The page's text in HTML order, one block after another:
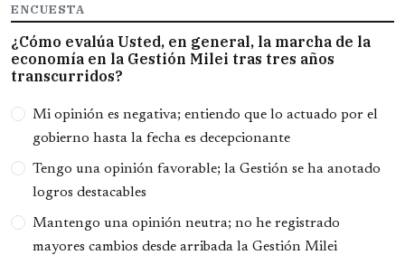
ENCUESTA
¿Cómo evalúa Usted, en general, la marcha de la
economía en la Gestión Milei tras tres años
transcurridos?
Opciones
Mi opinión es negativa; entiendo que lo actuado por el
gobierno hasta la fecha es decepcionante
Tengo una opinión favorable; la Gestión se ha anotado
logros destacables
Mantengo una opinión neutra; no he registrado
mayores cambios desde arribada la Gestión Milei